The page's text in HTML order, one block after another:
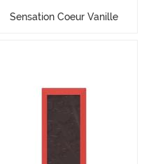
Sensation Coeur Vanille